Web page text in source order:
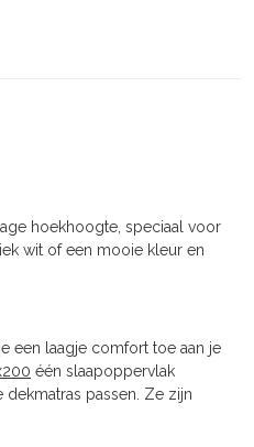
hoekhoogte, speciaal voor
wit of een mooie kleur en
een laagje comfort toe aan je
één slaapoppervlak
passen. Ze zijn